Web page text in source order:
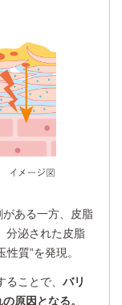
ある一方、皮脂
分泌された皮脂
質”を発現。
ことで、 バリ
原因となる。